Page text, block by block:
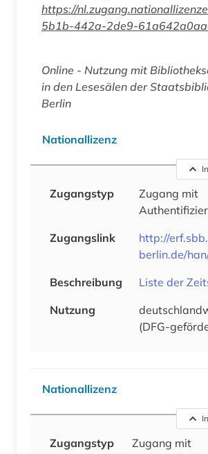
https://
5b1b-442a-2de9-
Online - Nutzung mit
in den Lesesälen der
Berlin
Nationallizenz
Zugangstyp
Zugang mit
Zugangslink
http://
berlin.de/
Beschreibung
Liste der
Nutzung
(DFG-
Nationallizenz
Zugangstyp
Zugang mit